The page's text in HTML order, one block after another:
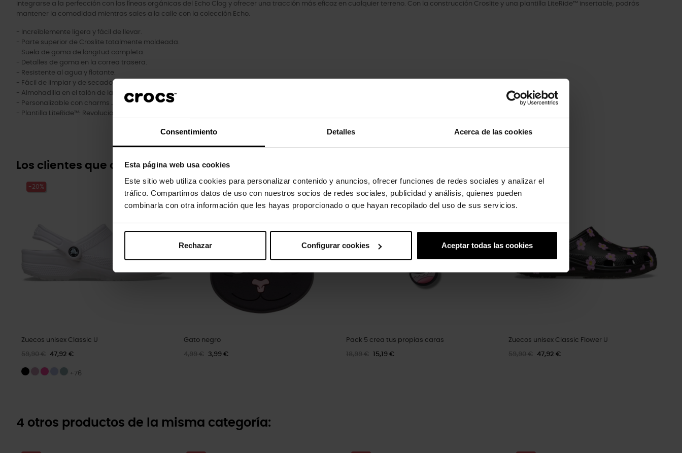
Consentimiento Detalles Acerca de las cookies
Esta página web usa cookies
Este sitio web utiliza cookies para personalizar contenido y anuncios, ofrecer funciones de redes sociales y analizar el
tráfico. Compartimos datos de uso con nuestros socios de redes sociales, publicidad y análisis, quienes pueden
combinarla con otra información que les hayas proporcionado o que hayan recopilado del uso de sus servicios.
Rechazar Configurar cookies Aceptar todas las cookies
integrarse a la perfección con las líneas orgánicas del Echo Clog y ofrecer una tracción más eficaz en cualquier terreno. Con la construcción Croslite y una plantilla LiteRide™ insertable, podrás
mantener la comodidad mientras sales a la calle con la colección Echo.
- Increíblemente ligera y fácil de llevar.
- Parte superior de Croslite totalmente moldeada.
- Suela de goma de longitud completa.
- Detalles de goma en la correa trasera.
- Resistente al agua y flotante.
- Fácil de limpiar y de secado rápido.
- Almohadilla en el talón de la correa trasera para mayor comodidad.
- Personalizable con charms Jibbitz™.
- Plantilla LiteRide™: Revolucionaria. Suavidad envolvente. Comodidad innovadora.
Los clientes que compraron este producto también han comprado:
-20%
Zuecos unisex Classic U
59,90 € 47,92 €
+76
Gato negro
4,99 € 3,99 €
-20%
Pack 5 crea tus propias caras
18,99 € 15,19 €
Zuecos unisex Classic Flower U
59,90 € 47,92 €
4 otros productos de la misma categoría: